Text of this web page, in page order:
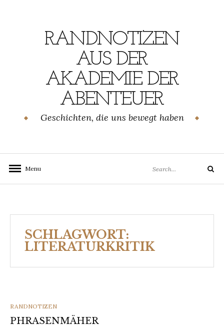
RANDNOTIZEN
AUS DER
AKADEMIE DER
ABENTEUER
Geschichten, die uns bewegt haben
Menu
for:
Search
SCHLAGWORT:
LITERATURKRITIK
CATEGORIES
RANDNOTIZEN
PHRASENMÄHER